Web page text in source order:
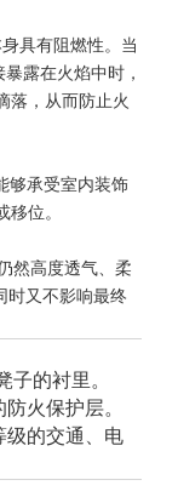
具有阻燃性️。当
露在火焰中时，
落，从而防止火
够承受室内装饰
位。
然高度透气、柔
时又不影响最终
子的衬里。
火保护层。
级的交通、电